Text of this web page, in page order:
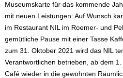
Museumskarte für das kommende
mit neuen Leistungen: Auf Wunsch
im Restaurant NIL im Roemer- und
gemütliche Pause mit einer Tasse
zum 31. Oktober 2021 wird das NIL
Verantwortlichen betrieben, ab dem
Café wieder in die gewohnten